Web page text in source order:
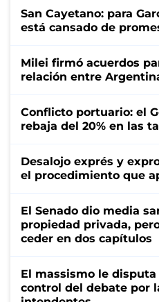
San Cayetano: para
está cansado de
Milei firmó acuerdos
relación entre
Conflicto portuario: el
rebaja del 20% en las
Desalojo exprés y
el procedimiento que
El Senado dio media
propiedad privada,
ceder en dos capítulos
El massismo le
control del debate por